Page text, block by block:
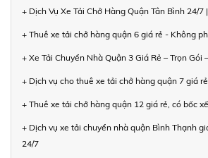
+ Dịch Vụ Xe Tải Chở Hàng Quận Tân Bình 24/7
+ Thuê xe tải chở hàng quận 6 giá rẻ - Không
+ Xe Tải Chuyển Nhà Quận 3 Giá Rẻ – Trọn Gói
+ Dịch vụ cho thuê xe tải chở hàng quận 7 giá
+ Thuê xe tải chở hàng quận 12 giá rẻ, có bốc
+ Dịch vụ xe tải chuyển nhà quận Bình Thạnh
24/7